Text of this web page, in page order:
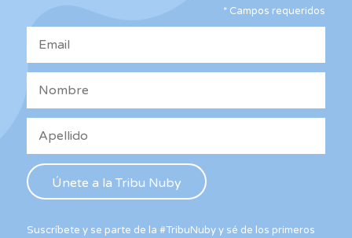
de
*Campos requeridos
Suscríbete y se parte de la #TribuNuby y sé de los primeros